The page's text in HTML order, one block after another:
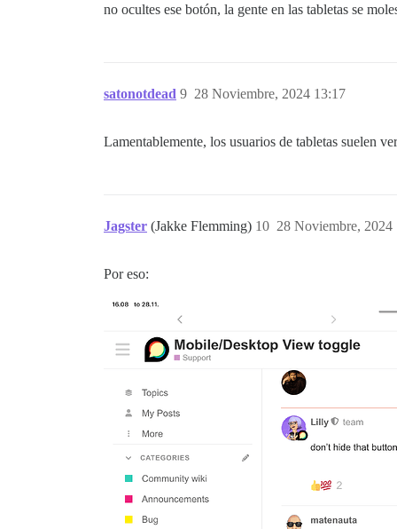
no ocultes ese botón, la gente en las tabletas se
satonotdead 28 Noviembre, 2024 13:17
9
Lamentablemente, los usuarios de tabletas suelen
Jagster (Jakke Flemming) 28 Noviembre, 2024
10
Por eso: